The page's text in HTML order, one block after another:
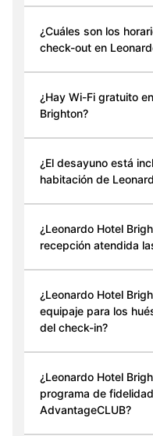
¿Cuáles son los
check-out en
¿Hay Wi-Fi gratuito
Brighton?
¿El desayuno está
habitación de
¿Leonardo Hotel
recepción atendida
¿Leonardo Hotel
equipaje para los
del check-in?
¿Leonardo Hotel
programa de
AdvantageCLUB?